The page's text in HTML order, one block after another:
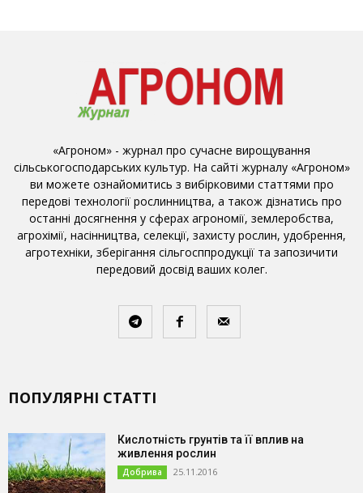
«Агроном» - журнал про сучасне вирощування
сільськогосподарських культур. На сайті журналу «Агроном»
ви можете ознайомитись з вибірковими статтями про
передові технології рослинництва, а також дізнатись про
останні досягнення у сферах агрономії, землеробства,
агрохімії, насінництва, селекції, захисту рослин, удобрення,
агротехніки, зберігання сільгосппродукції та запозичити
передовий досвід ваших колег.
ПОПУЛЯРНІ СТАТТІ
Кислотність грунтів та її вплив на
живлення рослин
Добрива 25.11.2016